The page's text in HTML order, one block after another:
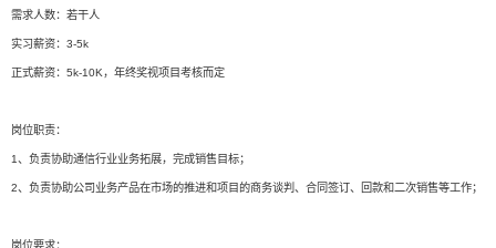
需求人数：若干人
实习薪资：3-5k
正式薪资：5k-10K，年终奖视项目考核而定
岗位职责：
1、负责协助通信行业业务拓展，完成销售目标；
2、负责协助公司业务产品在市场的推进和项目的商务谈判、合同签订、回款和二次销售等工作；
岗位要求：